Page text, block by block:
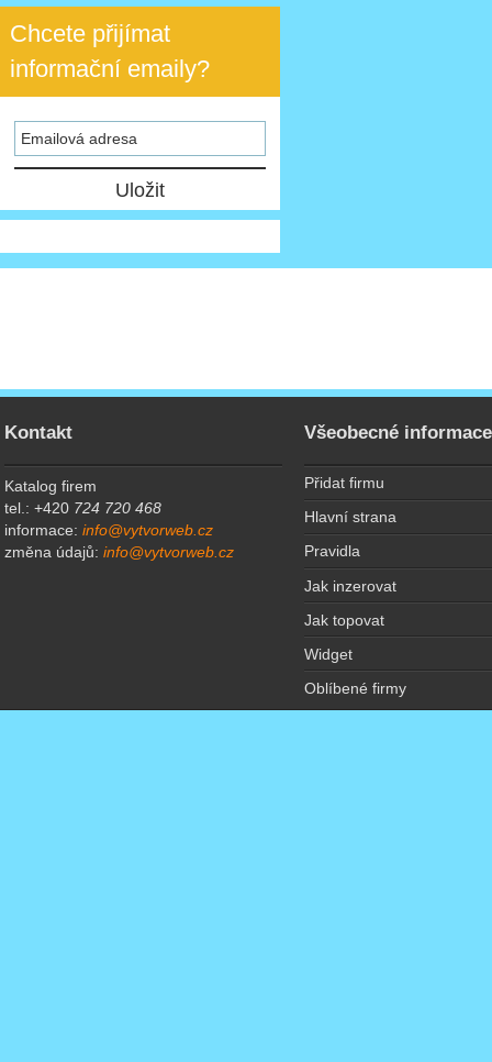
Chcete přijímat
informační emaily?
Kontakt
Katalog firem
tel.: +420 724 720 468
informace:info@vytvorweb.cz
změna údajů:info@vytvorweb.cz
Všeobecné informace
Přidat firmu
Hlavní strana
Pravidla
Jak inzerovat
Jak topovat
Widget
Oblíbené firmy